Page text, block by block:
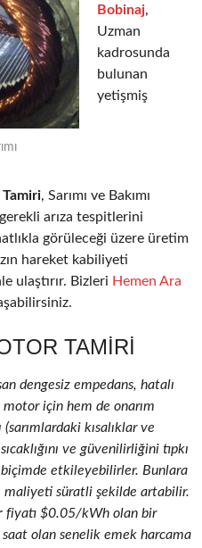
Bobinaj,
Uzman
kadrosunda
bulunan
yetişmiş
, Sarımı ve Bakımı
arıza tespitlerini
görüleceği üzere üretim
hareket kabiliyeti
ulaştırır. Bizleri Hemen Ara
TAMIRI
dengesiz empedans, hatalı
için hem de onarım
kısalıklar ve
ve güvenilirliğini tıpkı
etkileyebilirler. Bunlara
maliyeti süratli şekilde artabilir.
fiyatı $0.05/kWh olan bir
olan senelik emek harcama